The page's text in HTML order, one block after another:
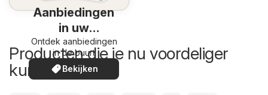
Aanbiedingen
in uw
omgeving
Ontdek aanbiedingen
in de buurt
Bekijken
Producten die je nu voordeliger
kunt kopen